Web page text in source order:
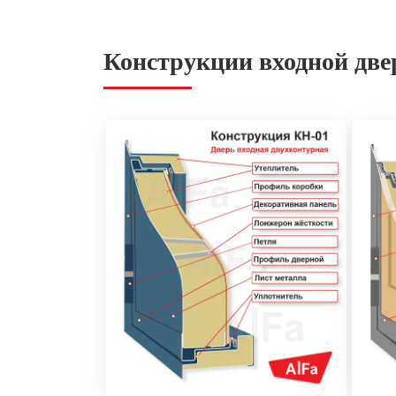
Конструкции входной